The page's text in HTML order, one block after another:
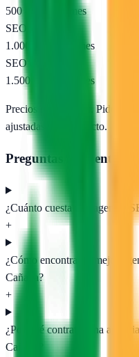
500 – 1.000 €/mes
SEO nacional
1.000 – 2.500 €/mes
SEO e-commerce
1.500 – 5.000 €/mes
Precios orientativos. Pide
ajustadas a tu proyecto.
Preguntas frecuentes
¿Cuánto cuesta una agencia
+
¿Cómo encontrar la mejor
Cañada?
+
¿Por qué contratar una
Cañada?